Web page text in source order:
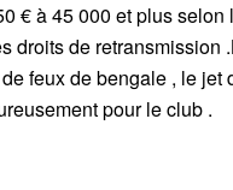
€ à 45 000 et plus
de retransmission
feux de bengale , le
pour le club .